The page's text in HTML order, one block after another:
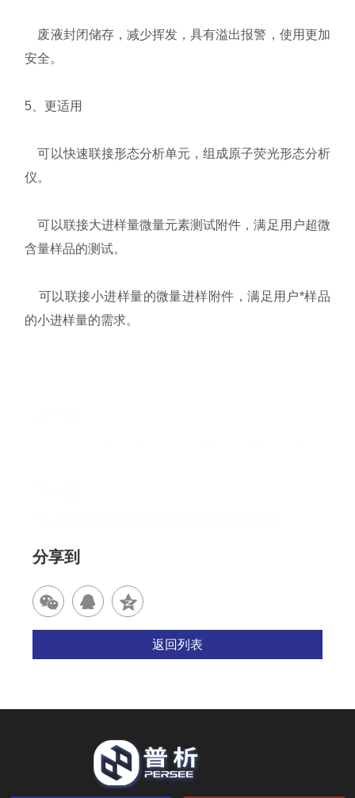
废液封闭储存，减少挥发，具有溢出报警，使用更加
安全。
5、更适用
可以快速联接形态分析单元，组成原子荧光形态分析
仪。
可以联接大进样量微量元素测试附件，满足用户超微
含量样品的测试。
可以联接小进样量的微量进样附件，满足用户*样品
的小进样量的需求。
分享到
返回列表